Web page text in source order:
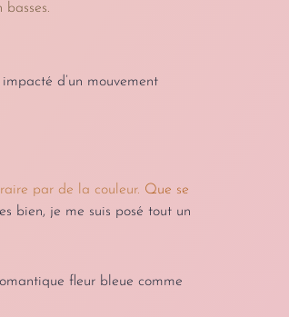
d’un mouvement
par de la couleur. Que se
bien, je me suis posé tout un
fleur bleue comme